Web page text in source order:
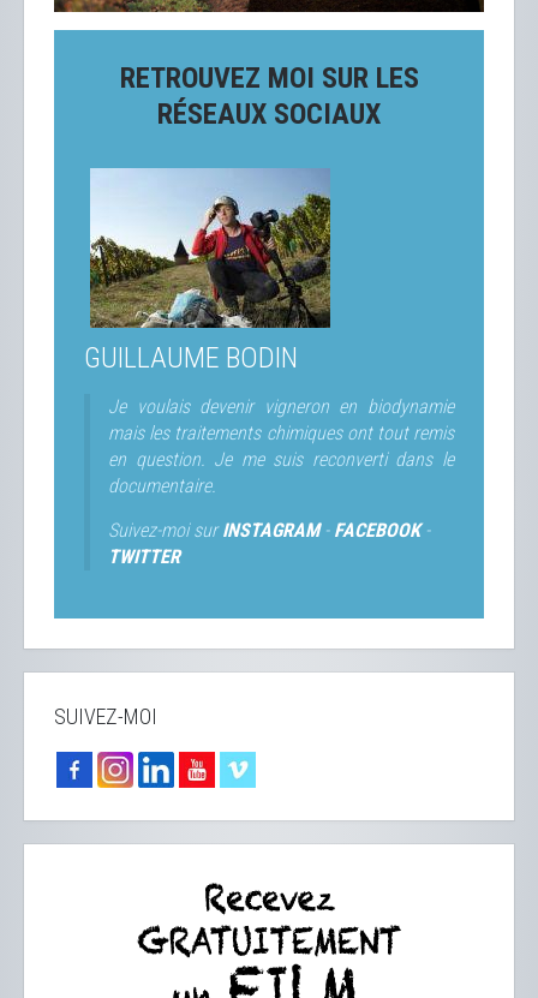
RETROUVEZ MOI SUR LES
RÉSEAUX SOCIAUX
GUILLAUME BODIN
Je voulais devenir vigneron en biodynamie
mais les traitements chimiques ont tout remis
en question. Je me suis reconverti dans le
documentaire.
Suivez-moi surINSTAGRAM- FACEBOOK-
TWITTER
SUIVEZ-MOI